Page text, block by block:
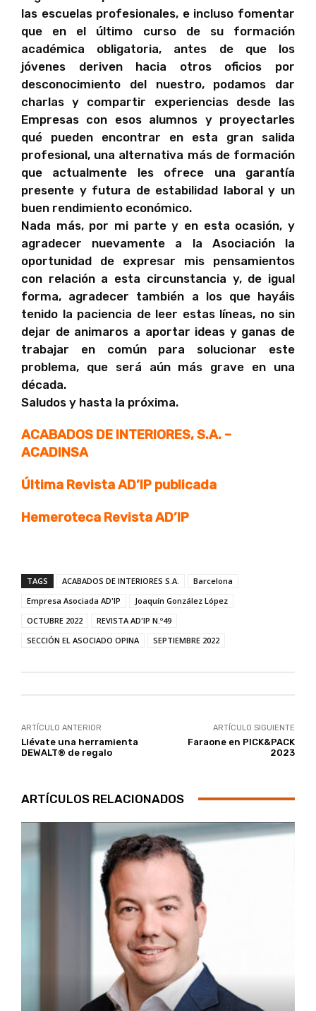
las escuelas profesionales, e incluso fomentar
que en el último curso de su formación
académica obligatoria, antes de que los
jóvenes deriven hacia otros oficios por
desconocimiento del nuestro, podamos dar
charlas y compartir experiencias desde las
Empresas con esos alumnos y proyectarles
qué pueden encontrar en esta gran salida
profesional, una alternativa más de formación
que actualmente les ofrece una garantía
presente y futura de estabilidad laboral y un
buen rendimiento económico.
Nada más, por mi parte y en esta ocasión, y
agradecer nuevamente a la Asociación la
oportunidad de expresar mis pensamientos
con relación a esta circunstancia y, de igual
forma, agradecer también a los que hayáis
tenido la paciencia de leer estas líneas, no sin
dejar de animaros a aportar ideas y ganas de
trabajar en común para solucionar este
problema, que será aún más grave en una
década.
Saludos y hasta la próxima.
ACABADOS DE INTERIORES, S.A. –
ACADINSA
Última Revista AD’IP publicada
Hemeroteca Revista AD’IP
TAGS ACABADOS DE INTERIORES S.A.
Barcelona
Empresa Asociada AD'IP
Joaquín González López
OCTUBRE 2022
REVISTA AD'IP N.º49
SECCIÓN EL ASOCIADO OPINA
SEPTIEMBRE 2022
ARTÍCULO ANTERIOR
Llévate una herramienta
DEWALT® de regalo
ARTÍCULO SIGUIENTE
Faraone en PICK&PACK
2023
ARTÍCULOS RELACIONADOS